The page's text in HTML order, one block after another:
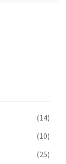
(14)
(10)
(25)